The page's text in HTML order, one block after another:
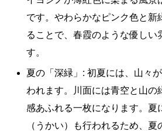
です。やわらかなピンク色と新
ることで、春霞のような優しい
す。
夏の「深緑」: 初夏には、山々
われます。川面には青空と山の
感あふれる一枚になります。夏
（うかい）も行われるため、